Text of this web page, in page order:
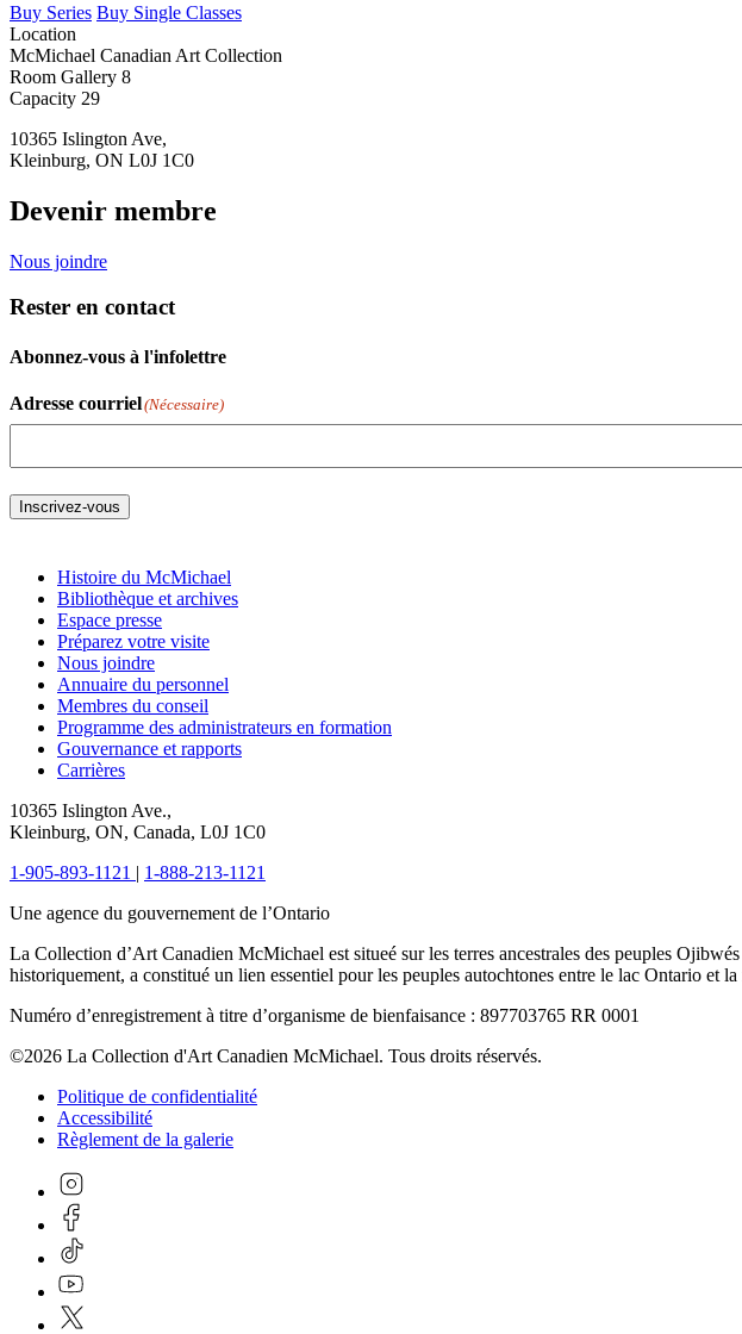
Buy Series Buy Single Classes
Location
McMichael Canadian Art Collection
Room Gallery 8
Capacity 29
10365 Islington Ave,
Kleinburg, ON L0J 1C0
Devenir membre
Nous joindre
Rester en contact
Abonnez-vous à l'infolettre
Adresse courriel(Nécessaire)
Inscrivez-vous
Histoire du McMichael
Bibliothèque et archives
Espace presse
Préparez votre visite
Nous joindre
Annuaire du personnel
Membres du conseil
Programme des administrateurs en formation
Gouvernance et rapports
Carrières
10365 Islington Ave.,
Kleinburg, ON, Canada, L0J 1C0
1-905-893-1121 | 1-888-213-1121
Une agence du gouvernement de l’Ontario
La Collection d’Art Canadien McMichael est situeé sur les terres ancestrales des peuples
historiquement, a constitué un lien essentiel pour les peuples autochtones entre le lac Ontario et
Numéro d’enregistrement à titre d’organisme de bienfaisance : 897703765 RR 0001
©2026 La Collection d'Art Canadien McMichael. Tous droits réservés.
Politique de confidentialité
Accessibilité
Règlement de la galerie